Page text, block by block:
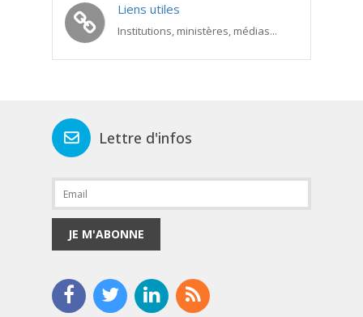
Liens utiles
Institutions, ministères, médias...
Lettre d'infos
JE M'ABONNE